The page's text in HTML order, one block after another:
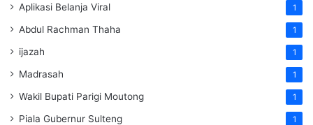
Aplikasi Belanja Viral 1
Abdul Rachman Thaha 1
ijazah 1
Madrasah 1
Wakil Bupati Parigi Moutong 1
Piala Gubernur Sulteng 1